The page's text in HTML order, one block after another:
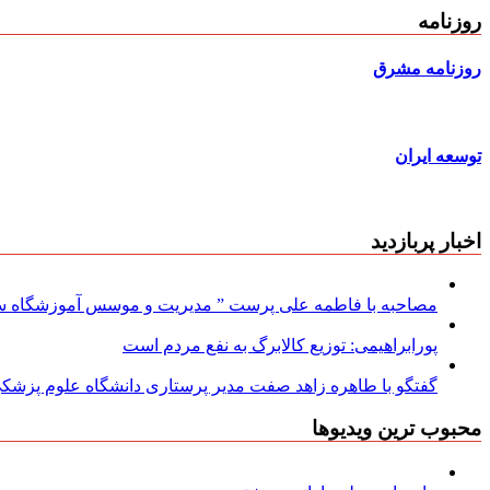
روزنامه
روزنامه مشرق
توسعه ایران
اخبار پربازدید
مصاحبه با فاطمه علی پرست ” مدیریت و موسس آموزشگاه
پورابراهیمی: توزیع کالابرگ به نفع مردم است
گفتگو با طاهره زاهد صفت مدیر پرستاری دانشگاه علوم
محبوب ترین ویدیوها